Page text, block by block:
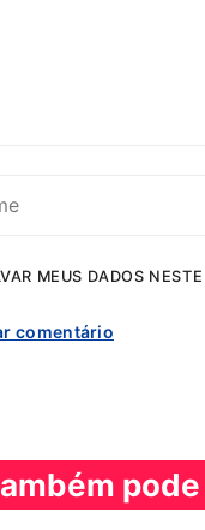
MEUS DADOS